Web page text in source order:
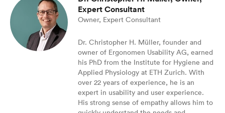
Expert Consultant
Owner, Expert Consultant
Dr. Christopher H. Müller, founder and
owner of Ergonomen Usability AG, earned
his PhD from the Institute for Hygiene and
Applied Physiology at ETH Zurich. With
over 22 years of experience, he is an
expert in usability and user experience.
His strong sense of empathy allows him to